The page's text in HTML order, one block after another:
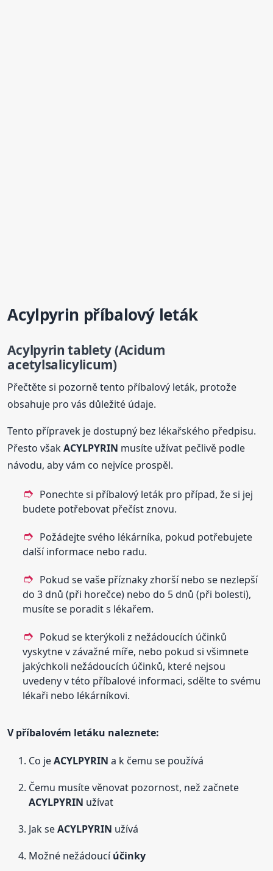
Acylpyrin příbalový leták
Acylpyrin tablety (Acidum
acetylsalicylicum)
Přečtěte si pozorně tento příbalový leták, protože
obsahuje pro vás důležité údaje.
Tento přípravek je dostupný bez lékařského předpisu.
Přesto všakACYLPYRIN musíte užívat pečlivě podle
návodu, aby vám co nejvíce prospěl.
Ponechte si příbalový leták pro případ, že si jej
budete potřebovat přečíst znovu.
Požádejte svého lékárníka, pokud potřebujete
další informace nebo radu.
Pokud se vaše příznaky zhorší nebo se nezlepší
do 3 dnů (při horečce) nebo do 5 dnů (při bolesti),
musíte se poradit s lékařem.
Pokud se kterýkoli z nežádoucích účinků
vyskytne v závažné míře, nebo pokud si všimnete
jakýchkoli nežádoucích účinků, které nejsou
uvedeny v této příbalové informaci, sdělte to svému
lékaři nebo lékárníkovi.
V příbalovém letáku naleznete:
Co jeACYLPYRIN a k čemu se používá
Čemu musíte věnovat pozornost, než začnete
ACYLPYRIN užívat
Jak seACYLPYRIN užívá
Možné nežádoucíúčinky